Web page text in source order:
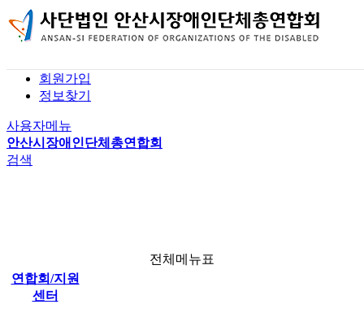
본문 바로가기
홈
회원가입
정보찾기
사용자메뉴
안산시장애인단체총연합회
검색
행복드림버스
사업 소개
행복드림버스 신청
채용정보(구인)
정보마당
공지사항
자료실
전체메뉴표
연합회/지원
센터